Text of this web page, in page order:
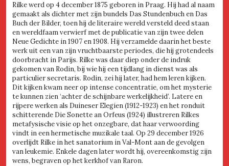
Rilke werd op 4 december 1875 geboren in Praag. Hij had al naam
gemaakt als dichter met zijn bundels Das Stundenbuch en Das
Buch der Bilder, toen hij de literaire wereld versteld deed staan
en wereldfaam verwierf met de publicatie van zijn twee delen
Neue Gedichte in 1907 en 1908. Hij verzamelde daarin het beste
werk uit een van zijn vruchtbaarste periodes, die hij grotendeels
doorbracht in Parijs. Rilke was daar diep onder de indruk
gekomen van Rodin, bij wie hij een tijdlang in dienst was als
particulier secretaris. Rodin, zei hij later, had hem leren kijken.
Dit kijken kwam neer op intense concentratie, om het mysterie
te kunnen zien ‘achter de schijnbare werkelijkheid’. Latere en
rijpere werken als Duineser Elegien (1912-1923) en het ronduit
schitterende Die Sonette an Orfeus (1924) illustreren Rilkes
metafysische visie op het onzegbare, dat haar verwoording
vindt in een hermetische muzikale taal. Op 29 december 1926
overlijdt Rilke in het sanatorium in Val-Mont aan de gevolgen
van leukemie. Enkele dagen later wordt hij, overeenkomstig zijn
wens, begraven op het kerkhof van Raron.